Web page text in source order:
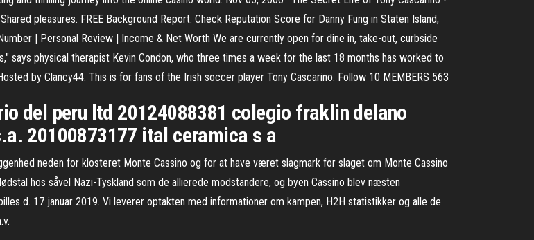
pleasures. FREE Background Report. Check Reputation Score for Danny Fung in Staten Island,
| Personal Review | Income & Net Worth We are currently open for dine in, take-out, curbside
says physical therapist Kevin Condon, who three times a week for the last 18 months has worked to
by Clancy44. This is for fans of the Irish soccer player Tony Cascarino. Follow 10 MEMBERS 563
del peru ltd 20124088381 colegio fraklin delano
20100873177 ital ceramica s a
neden for klosteret Monte Cassino og for at have været slagmark for slaget om Monte Cassino
hos såvel Nazi-Tyskland som de allierede modstandere, og byen Cassino blev næsten
d. 17 januar 2019. Vi leverer optakten med informationer om kampen, H2H statistikker og alle de